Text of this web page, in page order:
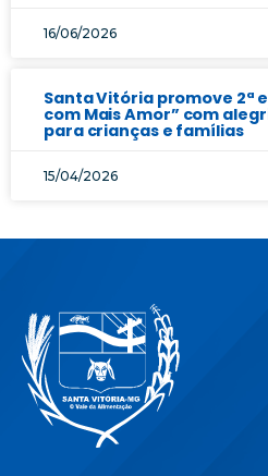
16/06/2026
Santa Vitória promove 2ª
com Mais Amor” com
para crianças e famílias
15/04/2026